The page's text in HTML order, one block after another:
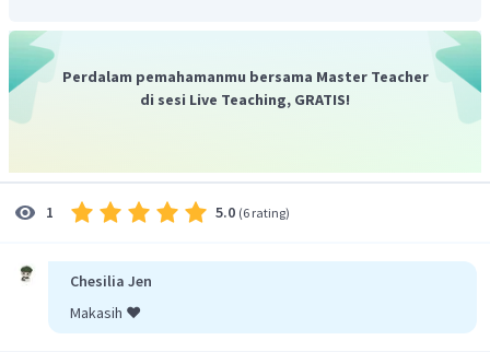
Perdalam pemahamanmu bersama Master Teacher
di sesi Live Teaching, GRATIS!
1 5.0 (6 rating)
Chesilia Jen
Makasih ❤️